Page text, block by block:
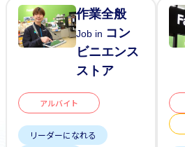
作業全般
Job in コン
ビニエンス
ストア
アルバイト
リーダーになれる